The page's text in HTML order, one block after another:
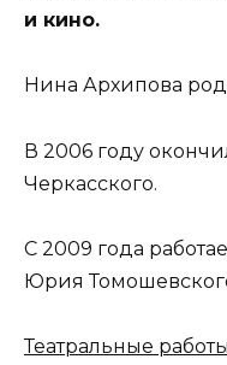
и кино.
Нина Архипова
В 2006 году
Черкасского.
С 2009 года
Юрия
Театральные